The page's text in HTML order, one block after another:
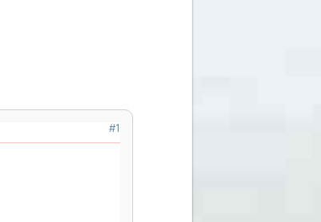
#1